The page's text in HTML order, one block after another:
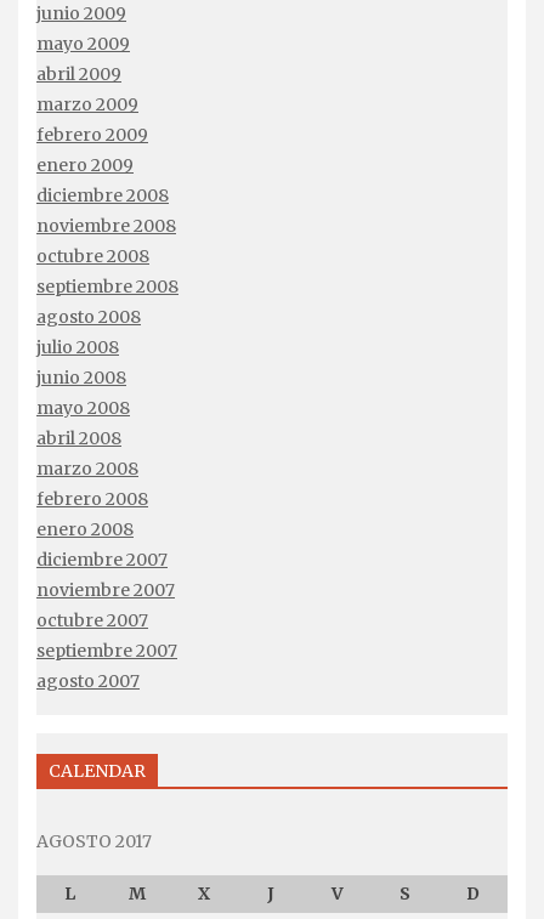
junio 2009
mayo 2009
abril 2009
marzo 2009
febrero 2009
enero 2009
diciembre 2008
noviembre 2008
octubre 2008
septiembre 2008
agosto 2008
julio 2008
junio 2008
mayo 2008
abril 2008
marzo 2008
febrero 2008
enero 2008
diciembre 2007
noviembre 2007
octubre 2007
septiembre 2007
agosto 2007
CALENDAR
AGOSTO 2017
L M X J V S
D